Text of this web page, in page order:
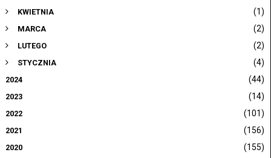
KWIETNIA (1)
MARCA (2)
LUTEGO (2)
STYCZNIA (4)
2024 (44)
2023 (14)
2022 (101)
2021 (156)
2020 (155)